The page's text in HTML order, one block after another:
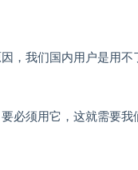
，我们国内用户是用不
必须用它，这就需要我